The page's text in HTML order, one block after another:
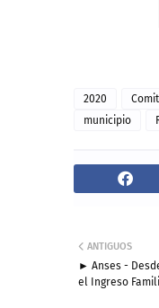
2020
municipio
ANTIGUOS
► Anses -
el Ingreso